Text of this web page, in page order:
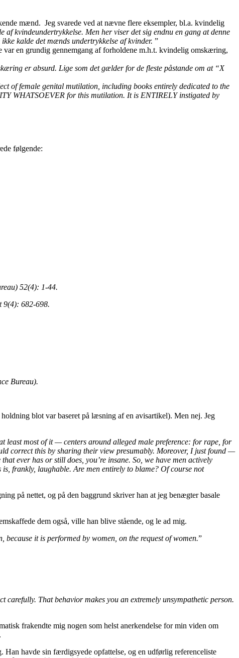
mænd. Jeg svarede ved at nævne flere eksempler, bl.a. kvindelig
kvindeundertrykkelse. Men her viser det sig endnu en gang at denne
kalde det mænds undertrykkelse af kvinder. ”
var en grundig gennemgang af forholdene m.h.t. kvindelig omskæring,
er absurd. Lige som det gælder for de fleste påstande om at “X
of female genital mutilation, including books entirely dedicated to the
WHATSOEVER for this mutilation. It is ENTIRELY instigated by
følgende:
52(4): 1-44.
9(4): 682-698.
Bureau).
blot var baseret på læsning af en avisartikel). Men nej. Jeg
most of it — centers around alleged male preference: for rape, for
correct this by sharing their view presumably. Moreover, I just found —
ever has or still does, you’re insane. So, we have men actively
frankly, laughable. Are men entirely to blame? Of course not
på nettet, og på den baggrund skriver han at jeg benægter basale
dem også, ville han blive stående, og le ad mig.
it is performed by women, on the request of women.”
carefully. That behavior makes you an extremely unsympathetic person.
frakendte mig nogen som helst anerkendelse for min viden om
havde sin færdigsyede opfattelse, og en udførlig referenceliste